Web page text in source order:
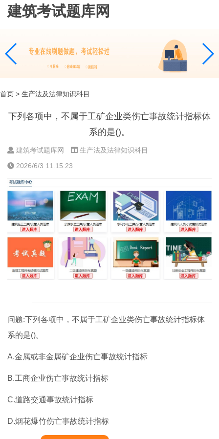
建筑考试题库网
首页 > 生产法及法律知识科目
下列各项中，不属于工矿企业类伤亡事故统计指标体
系的是()。
建筑考试题库网
生产法及法律知识科目
2026/6/3 11:15:23
问题:下列各项中，不属于工矿企业类伤亡事故统计指标体
系的是()。
A.金属或非金属矿企业伤亡事故统计指标
B.工商企业伤亡事故统计指标
C.道路交通事故统计指标
D.烟花爆竹伤亡事故统计指标